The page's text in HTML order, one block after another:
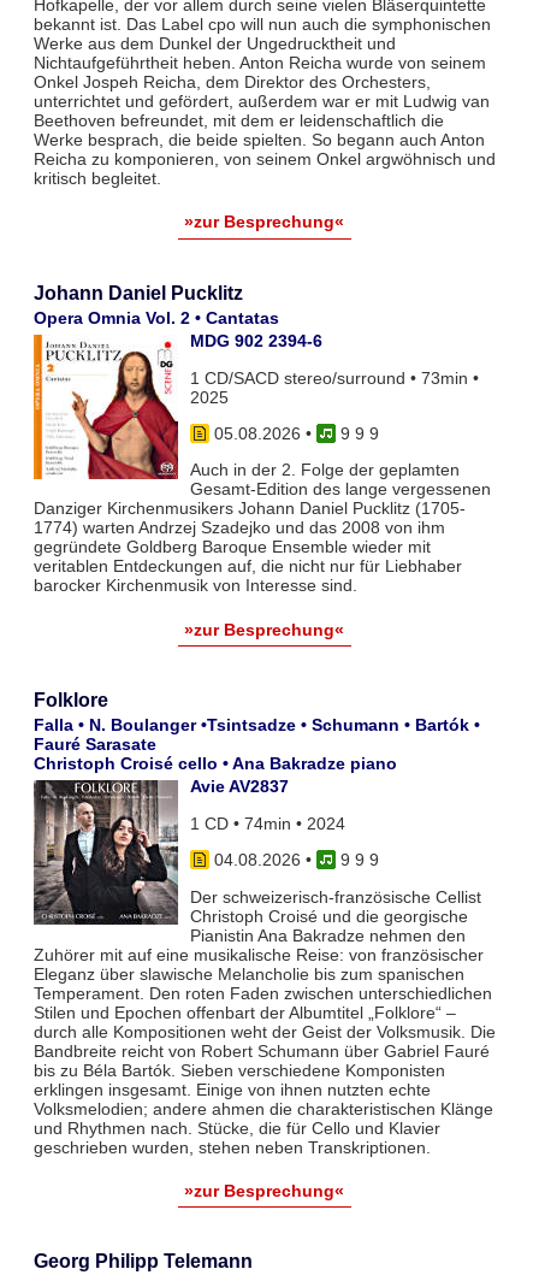
Hofkapelle, der vor allem durch seine vielen Bläserquintette
bekannt ist. Das Label cpo will nun auch die symphonischen
Werke aus dem Dunkel der Ungedrucktheit und
Nichtaufgeführtheit heben. Anton Reicha wurde von seinem
Onkel Jospeh Reicha, dem Direktor des Orchesters,
unterrichtet und gefördert, außerdem war er mit Ludwig van
Beethoven befreundet, mit dem er leidenschaftlich die
Werke besprach, die beide spielten. So begann auch Anton
Reicha zu komponieren, von seinem Onkel argwöhnisch und
kritisch begleitet.
»zur Besprechung«
Johann Daniel Pucklitz
Opera Omnia Vol. 2 • Cantatas
MDG 902 2394-6
1 CD/SACD stereo/surround • 73min •
2025
05.08.2026 •
9 9 9
Auch in der 2. Folge der geplamten
Gesamt-Edition des lange vergessenen
Danziger Kirchenmusikers Johann Daniel Pucklitz (1705-
1774) warten Andrzej Szadejko und das 2008 von ihm
gegründete Goldberg Baroque Ensemble wieder mit
veritablen Entdeckungen auf, die nicht nur für Liebhaber
barocker Kirchenmusik von Interesse sind.
»zur Besprechung«
Folklore
Falla • N. Boulanger •Tsintsadze • Schumann • Bartók •
Fauré Sarasate
Christoph Croisé cello • Ana Bakradze piano
Avie AV2837
1 CD • 74min • 2024
04.08.2026 •
9 9 9
Der schweizerisch-französische Cellist
Christoph Croisé und die georgische
Pianistin Ana Bakradze nehmen den
Zuhörer mit auf eine musikalische Reise: von französischer
Eleganz über slawische Melancholie bis zum spanischen
Temperament. Den roten Faden zwischen unterschiedlichen
Stilen und Epochen offenbart der Albumtitel „Folklore“ –
durch alle Kompositionen weht der Geist der Volksmusik. Die
Bandbreite reicht von Robert Schumann über Gabriel Fauré
bis zu Béla Bartók. Sieben verschiedene Komponisten
erklingen insgesamt. Einige von ihnen nutzten echte
Volksmelodien; andere ahmen die charakteristischen Klänge
und Rhythmen nach. Stücke, die für Cello und Klavier
geschrieben wurden, stehen neben Transkriptionen.
»zur Besprechung«
Georg Philipp Telemann